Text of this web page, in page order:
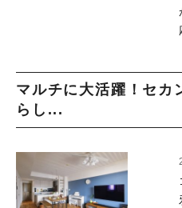
マルチに大活躍！セカ
らし...